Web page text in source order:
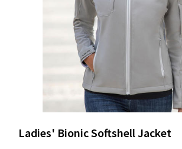
Ladies' Bionic Softshell Jacket